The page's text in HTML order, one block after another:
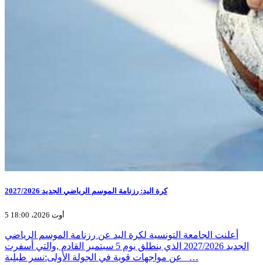
كرة اليد: رزنامة الموسم الرياضي الجديد 2027/2026
5 أوت 2026، 18:00
أعلنت الجامعة التونسية لكرة اليد عن رزنامة الموسم الرياضي
الجديد 2027/2026 الذي ينطلق يوم 5 سبتمبر القادم ,والتي أسفرت
عن مواجهات قوية في الجولة الأولى:نسر طبلبة _…